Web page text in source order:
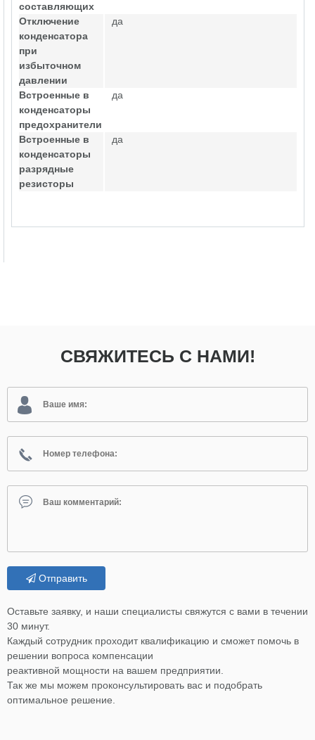
составляющих
Отключение
конденсатора
при
избыточном
давлении
да
Встроенные в
конденсаторы
предохранители
да
Встроенные в
конденсаторы
разрядные
резисторы
да
СВЯЖИТЕСЬ С НАМИ!
Отправить
Оставьте заявку, и наши специалисты свяжутся с вами в течении
30 минут.
Каждый сотрудник проходит квалификацию и сможет помочь в
решении вопроса компенсации
реактивной мощности на вашем предприятии.
Так же мы можем проконсультировать вас и подобрать
оптимальное решение.